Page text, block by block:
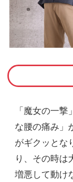
「魔女の一
な腰の痛み」
がギクッとな
り、その時は
増悪して動け